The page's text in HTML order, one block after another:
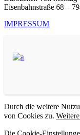
Eisenbahnstraße 68 –
IMPRESSUM
Durch die weitere
von Cookies zu.